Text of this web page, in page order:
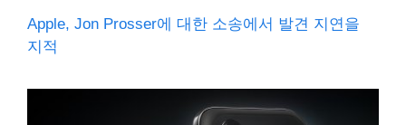
Apple, Jon Prosser에 대한 소송에서 발견 지연을
지적